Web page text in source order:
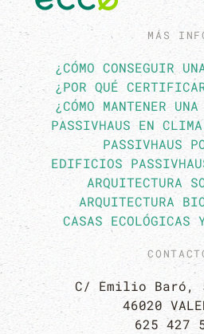
MÁS
¿CÓMO CONSEGUIR
¿POR QUÉ
¿CÓMO MANTENER
PASSIVHAUS EN CLIMA
PASSIVHAUS
EDIFICIOS
ARQUITECTURA
ARQUITECTURA
CASAS ECOLÓGICAS
C/ Emilio Baró,
46020
625 427